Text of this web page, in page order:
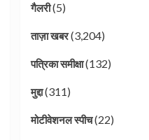
गैलरी(5)
ताज़ा खबर(3,204)
पत्रिका समीक्षा(132)
मुद्दा(311)
मोटीवेशनल स्पीच(22)